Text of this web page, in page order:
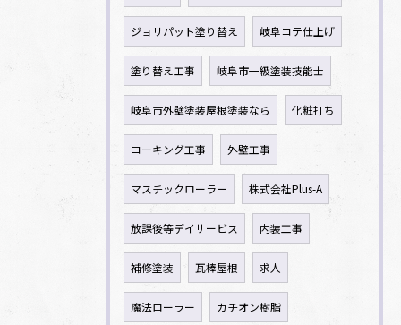
ジョリパット塗り替え 岐阜コテ仕上げ
塗り替え工事 岐阜市一級塗装技能士
岐阜市外壁塗装屋根塗装なら 化粧打ち
コーキング工事 外壁工事
マスチックローラー 株式会社Plus-A
放課後等デイサービス 内装工事
補修塗装 瓦棒屋根 求人
魔法ローラー カチオン樹脂